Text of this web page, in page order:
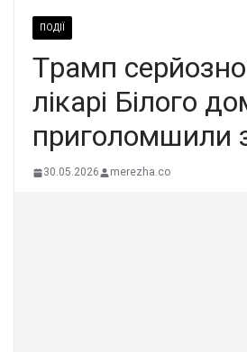
ПОДІЇ
Тpaмп
лікарі Бiлого
пpиголомшили
30.05.2026 merezha.co